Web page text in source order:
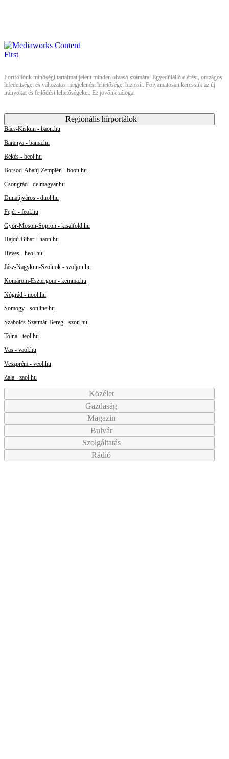
Portfóliónk minőségi tartalmat jelent minden olvasó számára. Egyedülálló elérést, országos
lefedettséget és változatos megjelenési lehetőséget biztosít. Folyamatosan keressük az új
irányokat és fejlődési lehetőségeket. Ez jövőnk záloga.
Regionális hírportálok
Bács-Kiskun - baon.hu
Baranya - bama.hu
Békés - beol.hu
Borsod-Abaúj-Zemplén - boon.hu
Csongrád - delmagyar.hu
Dunaújváros - duol.hu
Fejér - feol.hu
Győr-Moson-Sopron - kisalfold.hu
Hajdú-Bihar - haon.hu
Heves - heol.hu
Jász-Nagykun-Szolnok - szoljon.hu
Komárom-Esztergom - kemma.hu
Nógrád - nool.hu
Somogy - sonline.hu
Szabolcs-Szatmár-Bereg - szon.hu
Tolna - teol.hu
Vas - vaol.hu
Veszprém - veol.hu
Zala - zaol.hu
Közélet
Gazdaság
Magazin
Bulvár
Szolgáltatás
Rádió